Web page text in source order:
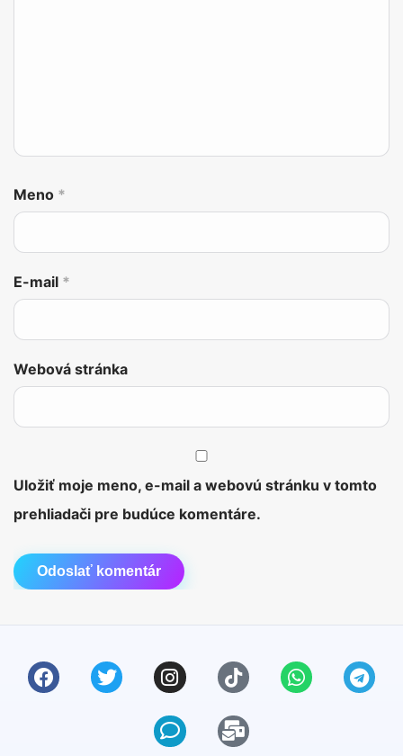
Meno *
E-mail *
Webová stránka
Uložiť moje meno, e-mail a webovú stránku v tomto
prehliadači pre budúce komentáre.